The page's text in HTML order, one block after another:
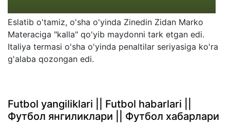
Eslatib o'tamiz, o'sha o'yinda Zinedin Zidan Marko
Materaciga "kalla" qo'yib maydonni tark etgan edi.
Italiya termasi o'sha o'yinda penaltilar seriyasiga ko'ra
g'alaba qozongan edi.
Futbol yangiliklari || Futbol habarlari ||
Футбол янгиликлари || Футбол хабарлари